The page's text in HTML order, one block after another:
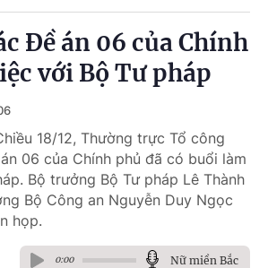
Đề án 06 của Chính
với Bộ Tư pháp
18/12, Thường trực Tổ công
06 của Chính phủ đã có buổi làm
Bộ trưởng Bộ Tư pháp Lê Thành
Bộ Công an Nguyễn Duy Ngọc
họp.
0:00 Nữ miền Bắc